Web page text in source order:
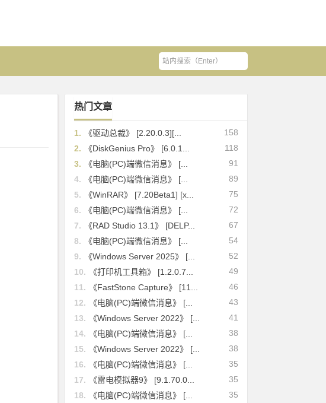
热门文章
158
1.
《驱动总裁》 [2.20.0.3][...
118
2.
《DiskGenius Pro》 [6.0.1...
91
3.
《电脑(PC)端微信消息》 [...
89
4.
《电脑(PC)端微信消息》 [...
75
5.
《WinRAR》 [7.20Beta1] [x...
72
6.
《电脑(PC)端微信消息》 [...
67
7.
《RAD Studio 13.1》 [DELP...
54
8.
《电脑(PC)端微信消息》 [...
52
9.
《Windows Server 2025》 [...
49
10.
《打印机工具箱》 [1.2.0.7...
46
11.
《FastStone Capture》 [11...
43
12.
《电脑(PC)端微信消息》 [...
41
13.
《Windows Server 2022》 [...
38
14.
《电脑(PC)端微信消息》 [...
38
15.
《Windows Server 2022》 [...
35
16.
《电脑(PC)端微信消息》 [...
35
17.
《雷电模拟器9》 [9.1.70.0...
35
18.
《电脑(PC)端微信消息》 [...